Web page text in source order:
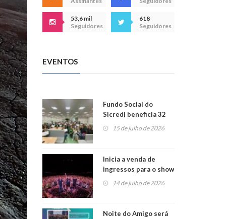
53,6 mil
Seguidores
618
Seguidores
EVENTOS
Fundo Social do
Sicredi beneficia 32
projetos em
15 de julho de 2026
Inicia a venda de
ingressos para o show
do Jota Quest nos 45
anos da Sicredi Ouro
14 de julho de 2026
Noite do Amigo será